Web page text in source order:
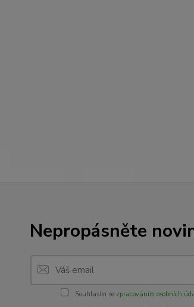
Nepropásněte
Souhlasím se zpracováním osobních